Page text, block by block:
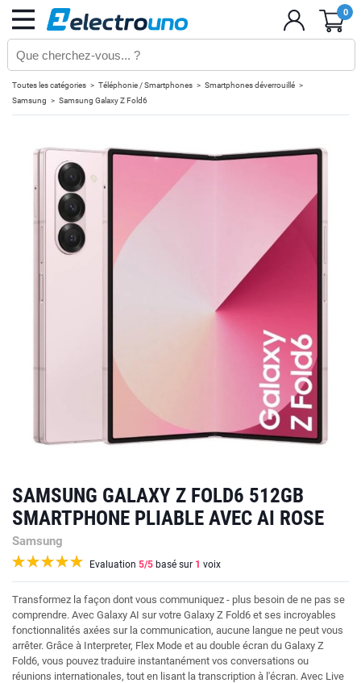
0
Toutes les catégories Téléphonie / Smartphones
Smartphones déverrouillé
Samsung
Samsung Galaxy Z Fold6
SAMSUNG GALAXY Z FOLD6 512GB
SMARTPHONE PLIABLE AVEC AI ROSE
Samsung
Evaluation 5/5 basé sur 1 voix
Transformez la façon dont vous communiquez - plus besoin de ne pas se
comprendre. Avec Galaxy AI sur votre Galaxy Z Fold6 et ses incroyables
fonctionnalités axées sur la communication, aucune langue ne peut vous
arrêter. Grâce à Interpreter, Flex Mode et au double écran du Galaxy Z
Fold6, vous pouvez traduire instantanément vos conversations ou
réunions internationales, tout en lisant la transcription à l'écran. Avec Live